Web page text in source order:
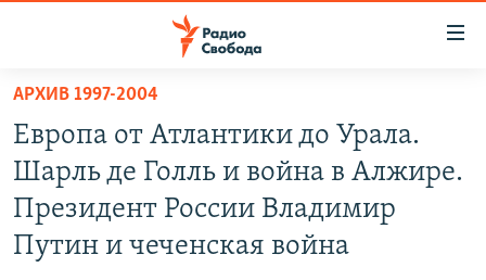
упрощенного
доступа
Вернуться
основному
содержанию
Вернутся
ПОДКАСТЫ
АВТОРСКИЕ ПРОЕКТЫ
ЦИТАТЫ СВОБОДЫ
АРХИВ 1997-2004
Европа от Атлантики до Урала.
Шарль де Голль и война в Алжире.
Президент России Владимир
Путин и чеченская война